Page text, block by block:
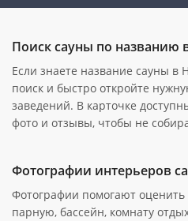
Поиск сауны по названию
Если знаете название сауны в
поиск и быстро откройте
заведений. В карточке
фото и отзывы, чтобы не
Фотографии интерьеров
Фотографии помогают
парную, бассейн, комнату